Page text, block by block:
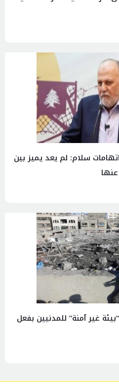
سلام: لم يعد يميز بين
غير آمنة” للمدنيين بفعل